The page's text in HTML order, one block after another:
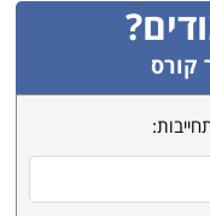
קורס